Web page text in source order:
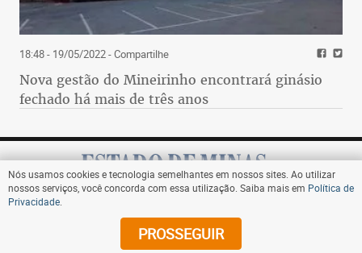
18:48 - 19/05/2022- Compartilhe
Nova gestão do Mineirinho encontrará ginásio
fechado há mais de três anos
Assine
Nós usamos cookies e tecnologia semelhantes em nossos sites. Ao utilizar
nossos serviços, você concorda com essa utilização. Saiba mais em Política de
Privacidade
PROSSEGUIR